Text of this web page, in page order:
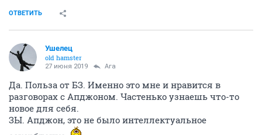
ОТВЕТИТЬ
Ушелец
old hamster
27 июня 2019 Ага
Да. Польза от БЗ. Именно это мне и нравится в
разговорах с Апджоном. Частенько узнаешь что-то
новое для себя.
ЗЫ. Апджон, это не было интеллектуальное